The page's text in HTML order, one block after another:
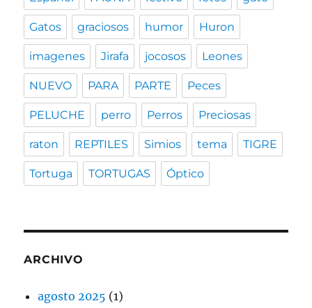
Gatos graciosos humor Huron
imagenes Jirafa jocosos Leones
NUEVO PARA PARTE Peces
PELUCHE perro Perros Preciosas
raton REPTILES Simios tema TIGRE
Tortuga TORTUGAS Óptico
ARCHIVO
agosto 2025 (1)